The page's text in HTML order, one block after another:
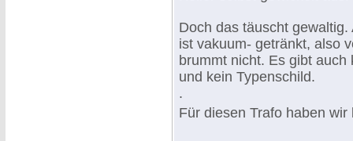
Doch das täuscht gewaltig.
ist vakuum- getränkt, also
brummt nicht. Es gibt auch
und kein Typenschild.
.
Für diesen Trafo haben wir